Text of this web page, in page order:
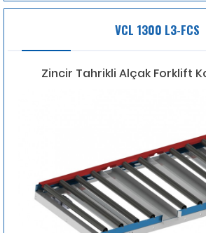
VCL 1300 L3-FCS
Zincir Tahrikli Alçak Forklift